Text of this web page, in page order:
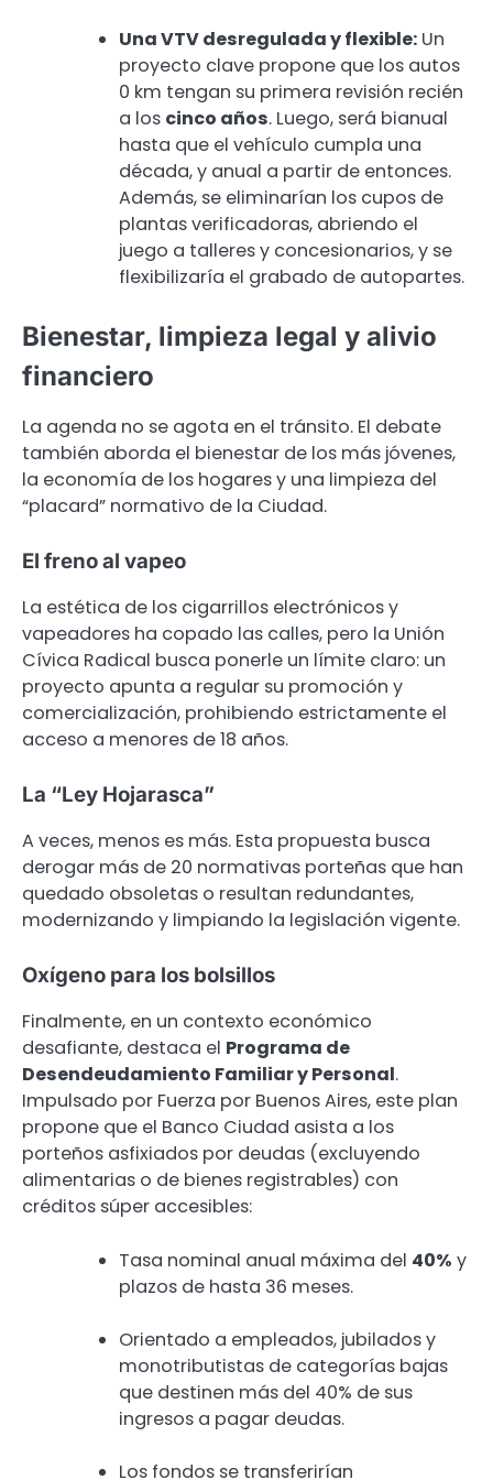
Una VTV desregulada y flexible: Un
proyecto clave propone que los autos
0 km tengan su primera revisión recién
a los cinco años. Luego, será bianual
hasta que el vehículo cumpla una
década, y anual a partir de entonces.
Además, se eliminarían los cupos de
plantas verificadoras, abriendo el
juego a talleres y concesionarios, y se
flexibilizaría el grabado de autopartes.
Bienestar, limpieza legal y alivio
financiero
La agenda no se agota en el tránsito. El debate
también aborda el bienestar de los más jóvenes,
la economía de los hogares y una limpieza del
“placard” normativo de la Ciudad.
El freno al vapeo
La estética de los cigarrillos electrónicos y
vapeadores ha copado las calles, pero la Unión
Cívica Radical busca ponerle un límite claro: un
proyecto apunta a regular su promoción y
comercialización, prohibiendo estrictamente el
acceso a menores de 18 años.
La “Ley Hojarasca”
A veces, menos es más. Esta propuesta busca
derogar más de 20 normativas porteñas que han
quedado obsoletas o resultan redundantes,
modernizando y limpiando la legislación vigente.
Oxígeno para los bolsillos
Finalmente, en un contexto económico
desafiante, destaca el Programa de
Desendeudamiento Familiar y Personal.
Impulsado por Fuerza por Buenos Aires, este plan
propone que el Banco Ciudad asista a los
porteños asfixiados por deudas (excluyendo
alimentarias o de bienes registrables) con
créditos súper accesibles:
Tasa nominal anual máxima del 40% y
plazos de hasta 36 meses.
Orientado a empleados, jubilados y
monotributistas de categorías bajas
que destinen más del 40% de sus
ingresos a pagar deudas.
Los fondos se transferirían